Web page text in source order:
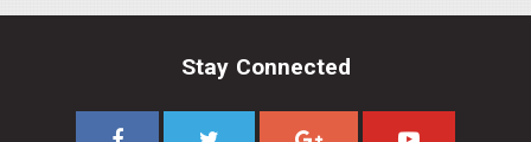
Stay Connected